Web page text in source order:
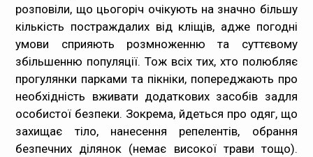
розповіли, що цьогоріч очікують на значно більшу
кількість постраждалих від кліщів, адже погодні
умови сприяють розмноженню та суттєвому
збільшенню популяції. Тож всіх тих, хто полюбляє
прогулянки парками та пікніки, попереджають про
необхідність вживати додаткових засобів задля
особистої безпеки. Зокрема, йдеться про одяг, що
захищає тіло, нанесення репелентів, обрання
безпечних ділянок (немає високої трави тощо).